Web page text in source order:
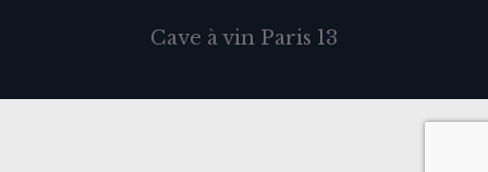
Cave à vin Paris 13